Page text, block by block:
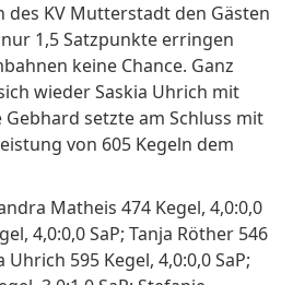
des KV Mutterstadt den Gästen
1,5 Satzpunkte erringen
keine Chance. Ganz
wieder Saskia Uhrich mit
Gebhard setzte am Schluss mit
von 605 Kegeln dem
Matheis 474 Kegel, 4,0:0,0
4,0:0,0 SaP; Tanja Röther 546
Uhrich 595 Kegel, 4,0:0,0 SaP;